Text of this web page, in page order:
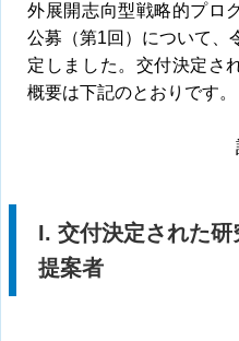
外展開志向型戦略的プロ
公募（第1回）について、
定しました。交付決定さ
概要は下記のとおりです。
I. 交付決定された
提案者